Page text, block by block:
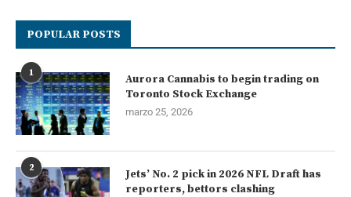
POPULAR POSTS
1
Aurora Cannabis to begin trading on
Toronto Stock Exchange
marzo 25, 2026
2
Jets’ No. 2 pick in 2026 NFL Draft has
reporters, bettors clashing